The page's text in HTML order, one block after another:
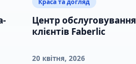
Центр обслуговування
клієнтів Faberliс
20 квітня, 2026